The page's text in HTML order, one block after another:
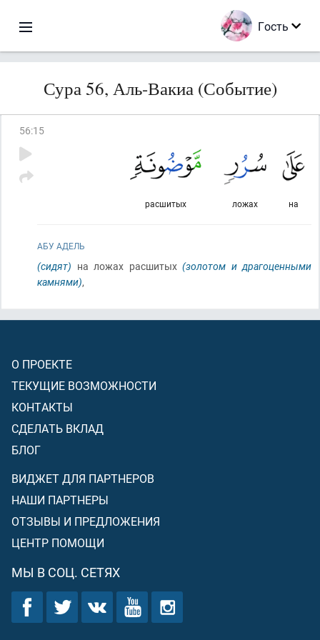
Гость
Сура 56, Аль-Вакиа (Событие)
56:15
на
ложах
расшитых
АБУ АДЕЛЬ
(сидят) на ложах расшитых (золотом и драгоценными
камнями),
О ПРОЕКТЕ
ТЕКУЩИЕ ВОЗМОЖНОСТИ
КОНТАКТЫ
СДЕЛАТЬ ВКЛАД
БЛОГ
ВИДЖЕТ ДЛЯ ПАРТНЕРОВ
НАШИ ПАРТНЕРЫ
ОТЗЫВЫ И ПРЕДЛОЖЕНИЯ
ЦЕНТР ПОМОЩИ
МЫ В СОЦ. СЕТЯХ